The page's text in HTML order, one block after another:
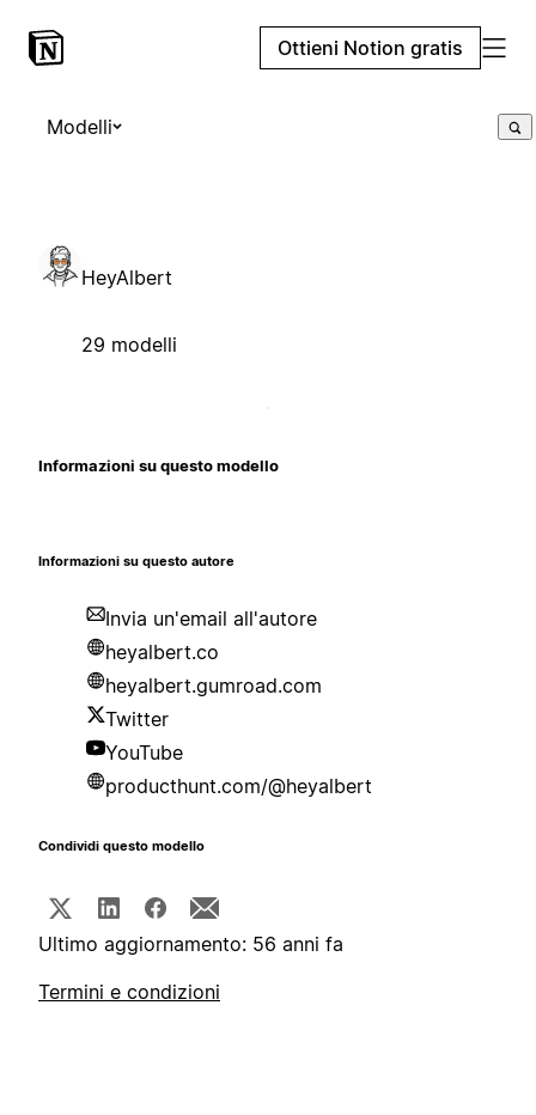
Ottieni Notion gratis
Modelli
HeyAlbert
29 modelli
Informazioni su questo modello
Informazioni su questo autore
Invia un'email all'autore
heyalbert.co
heyalbert.gumroad.com
Twitter
YouTube
producthunt.com/@heyalbert
Condividi questo modello
Ultimo aggiornamento: 56 anni fa
Termini e condizioni